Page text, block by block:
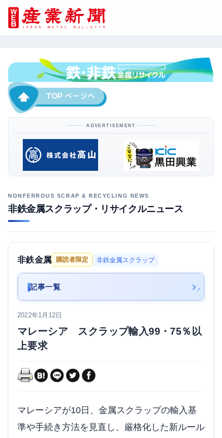
ADVERTISEMENT
非鉄金属スクラップ・リサイクルニュース
非鉄金属 購読者限定 非鉄金属スクラップ
記事一覧
2022年1月12日
マレーシア スクラップ輸入99・75％以
上要求
マレーシアが10日、金属スクラップの輸入基
準や手続き方法を見直し、厳格化した新ルール